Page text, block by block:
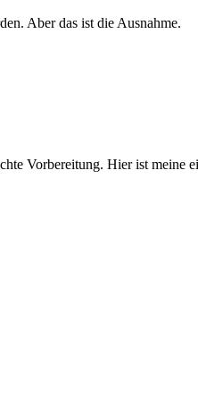
Aber das ist die Ausnahme.
Vorbereitung. Hier ist meine